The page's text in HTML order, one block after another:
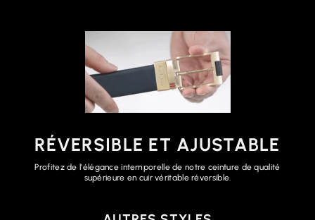
RÉVERSIBLE ET AJUSTABLE
Profitez de l'élégance intemporelle de notre ceinture de qualité
supérieure en cuir véritable réversible.